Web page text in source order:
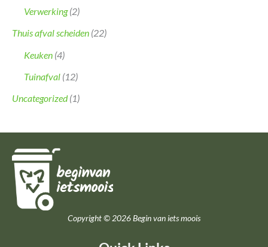
Verwerking(2)
Thuis afval scheiden (22)
Keuken (4)
Tuinafval (12)
Uncategorized(1)
Copyright © 2026 Begin van iets moois